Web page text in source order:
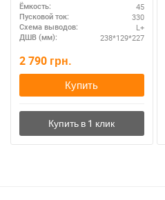
Ёмкость: 45
Пусковой ток: 330
Схема выводов: L+
ДШВ (мм): 238*129*227
2 790 грн.
Купить